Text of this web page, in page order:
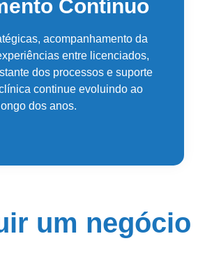
Contínuo
acompanhamento da
entre licenciados,
dos processos e suporte
continue evoluindo ao
longo dos anos.
um negócio